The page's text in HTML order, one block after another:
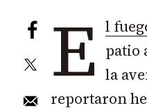
E l
patio
la
reportaron